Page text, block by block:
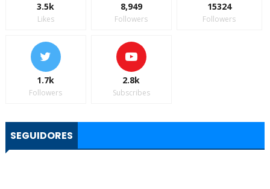
3.5k
Likes
8,949
Followers
15324
Followers
1.7k
Followers
2.8k
Subscribes
SEGUIDORES